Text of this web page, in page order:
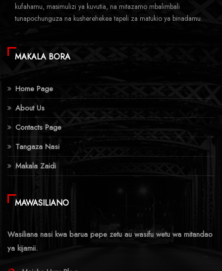
kufahamu, masimulizi ya kuvutia, na mitazamo mbalimbali
tunapochunguza na kusherehekea tapeli za matukio ya binadamu.
MAKALA BORA
Home Page
About Us
Contacts Page
Tangaza Nasi
Makala Zaidi
MAWASILIANO
Wasiliana nasi kwa barua pepe zetu au wasifu wetu wa mitandao
ya kijamii.